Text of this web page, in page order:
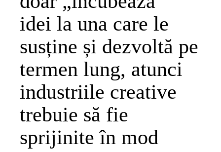
idei la una care le
susține și dezvoltă pe
termen lung, atunci
industriile creative
trebuie să fie
sprijinite în mod